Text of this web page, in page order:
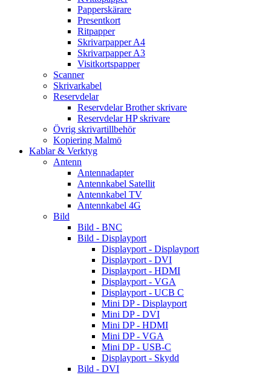
Papperskärare
Presentkort
Ritpapper
Skrivarpapper A4
Skrivarpapper A3
Visitkortspapper
Scanner
Skrivarkabel
Reservdelar
Reservdelar Brother skrivare
Reservdelar HP skrivare
Övrig skrivartillbehör
Kopiering Malmö
Kablar & Verktyg
Antenn
Antennadapter
Antennkabel Satellit
Antennkabel TV
Antennkabel 4G
Bild
Bild - BNC
Bild - Displayport
Displayport - Displayport
Displayport - DVI
Displayport - HDMI
Displayport - VGA
Displayport - UCB C
Mini DP - Displayport
Mini DP - DVI
Mini DP - HDMI
Mini DP - VGA
Mini DP - USB-C
Displayport - Skydd
Bild - DVI